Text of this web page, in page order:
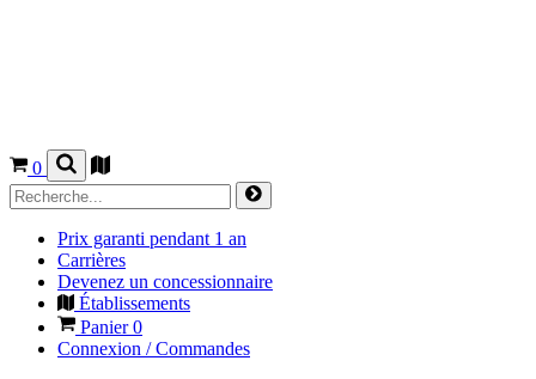
0
Prix garanti pendant 1 an
Carrières
Devenez un concessionnaire
Établissements
Panier0
Connexion / Commandes